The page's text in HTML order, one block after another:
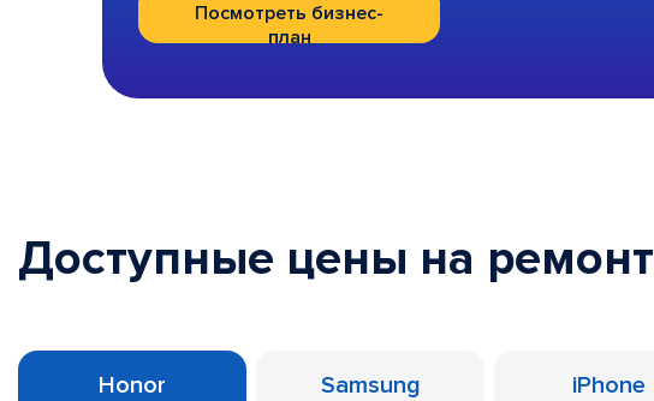
Посмотреть бизнес-
план
Доступные цены на ремонт
Honor Samsung iPhone